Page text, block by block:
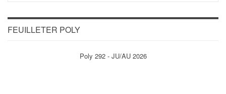
FEUILLETER POLY
Poly 292 - JU/AU 2026